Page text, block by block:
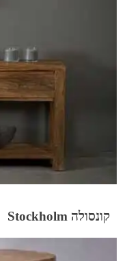
קונסולה Stockholm